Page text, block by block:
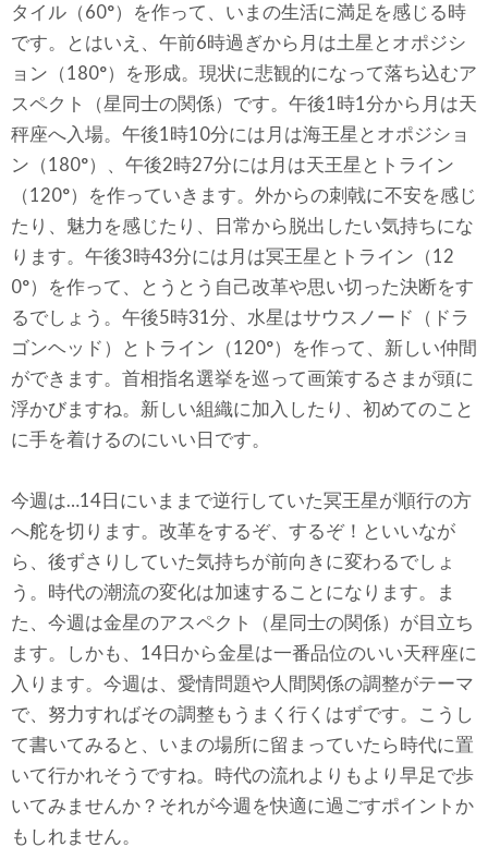
タイル（60°）を作って、いまの生活に満足を感じる時
です。とはいえ、午前6時過ぎから月は土星とオポジシ
ョン（180°）を形成。現状に悲観的になって落ち込むア
スペクト（星同士の関係）です。午後1時1分から月は天
秤座へ入場。午後1時10分には月は海王星とオポジショ
ン（180°）、午後2時27分には月は天王星とトライン
（120°）を作っていきます。外からの刺戟に不安を感じ
たり、魅力を感じたり、日常から脱出したい気持ちにな
ります。午後3時43分には月は冥王星とトライン（12
0°）を作って、とうとう自己改革や思い切った決断をす
るでしょう。午後5時31分、水星はサウスノード（ドラ
ゴンヘッド）とトライン（120°）を作って、新しい仲間
ができます。首相指名選挙を巡って画策するさまが頭に
浮かびますね。新しい組織に加入したり、初めてのこと
に手を着けるのにいい日です。
今週は…14日にいままで逆行していた冥王星が順行の方
へ舵を切ります。改革をするぞ、するぞ！といいなが
ら、後ずさりしていた気持ちが前向きに変わるでしょ
う。時代の潮流の変化は加速することになります。ま
た、今週は金星のアスペクト（星同士の関係）が目立ち
ます。しかも、14日から金星は一番品位のいい天秤座に
入ります。今週は、愛情問題や人間関係の調整がテーマ
で、努力すればその調整もうまく行くはずです。こうし
て書いてみると、いまの場所に留まっていたら時代に置
いて行かれそうですね。時代の流れよりもより早足で歩
いてみませんか？それが今週を快適に過ごすポイントか
もしれません。